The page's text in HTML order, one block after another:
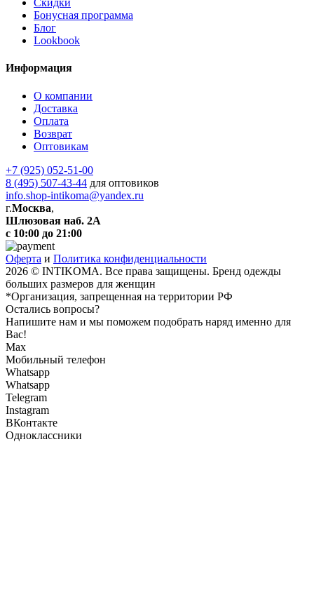
Скидки
Бонусная программа
Блог
Lookbook
Информация
О компании
Доставка
Оплата
Возврат
Оптовикам
+7 (925) 052-51-00
8 (495) 507-43-44 для оптовиков
info.shop-intikoma@yandex.ru
г.Москва,
Шлюзовая наб. 2А
с 10:00 до 21:00
Оферта и Политика конфиденциальности
2026 © INTIKOMA. Все права защищены. Бренд одежды
больших размеров для женщин
*Организация, запрещенная на территории РФ
Остались вопросы?
Напишите нам и мы поможем подобрать наряд именно для
Вас!
Max
Мобильный телефон
Whatsapp
Whatsapp
Telegram
Instagram
ВКонтакте
Одноклассники